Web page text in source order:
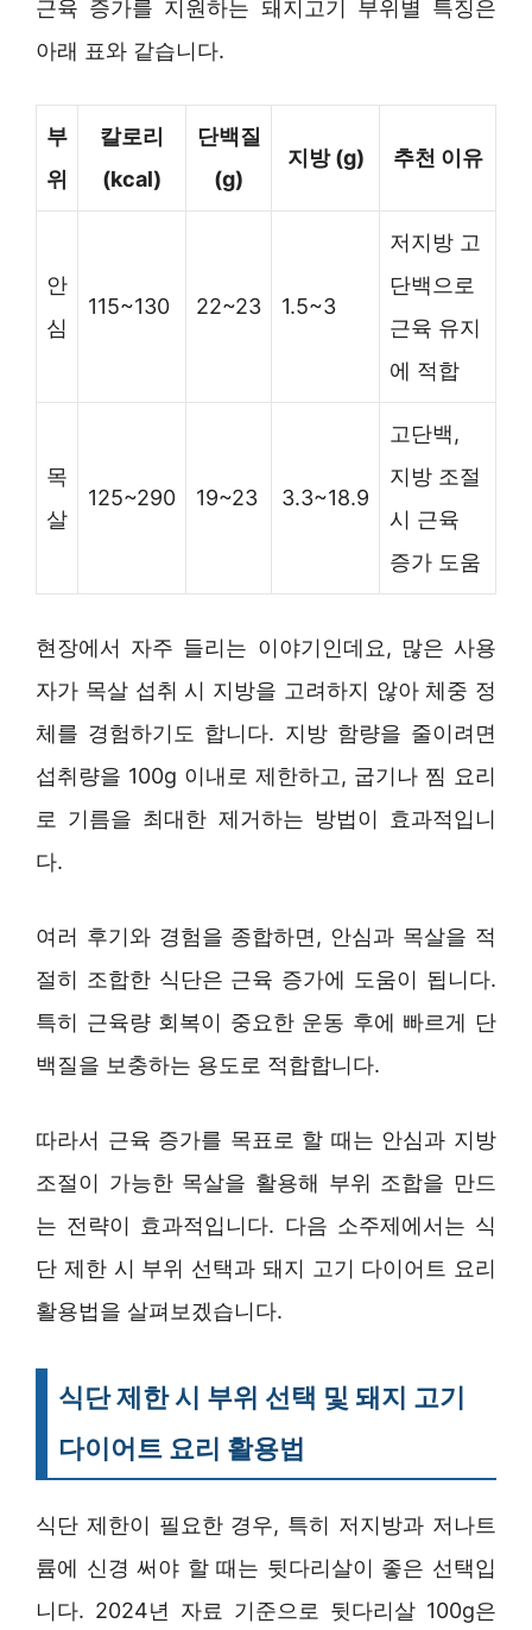
근육 증가를 지원하는 돼지고기 부위별 특징은
아래 표와 같습니다.
부
위
칼로리
(kcal)
단백질
(g)
지방 (g) 추천 이유
안
심
115~130 22~23 1.5~3
저지방 고
단백으로
근육 유지
에 적합
목
살
125~290 19~23 3.3~18.9
고단백,
지방 조절
시 근육
증가 도움
현장에서 자주 들리는 이야기인데요, 많은 사용
자가 목살 섭취 시 지방을 고려하지 않아 체중 정
체를 경험하기도 합니다. 지방 함량을 줄이려면
섭취량을 100g 이내로 제한하고, 굽기나 찜 요리
로 기름을 최대한 제거하는 방법이 효과적입니
다.
여러 후기와 경험을 종합하면, 안심과 목살을 적
절히 조합한 식단은 근육 증가에 도움이 됩니다.
특히 근육량 회복이 중요한 운동 후에 빠르게 단
백질을 보충하는 용도로 적합합니다.
따라서 근육 증가를 목표로 할 때는 안심과 지방
조절이 가능한 목살을 활용해 부위 조합을 만드
는 전략이 효과적입니다. 다음 소주제에서는 식
단 제한 시 부위 선택과 돼지 고기 다이어트 요리
활용법을 살펴보겠습니다.
식단 제한 시 부위 선택 및 돼지 고기
다이어트 요리 활용법
식단 제한이 필요한 경우, 특히 저지방과 저나트
륨에 신경 써야 할 때는 뒷다리살이 좋은 선택입
니다. 2024년 자료 기준으로 뒷다리살 100g은